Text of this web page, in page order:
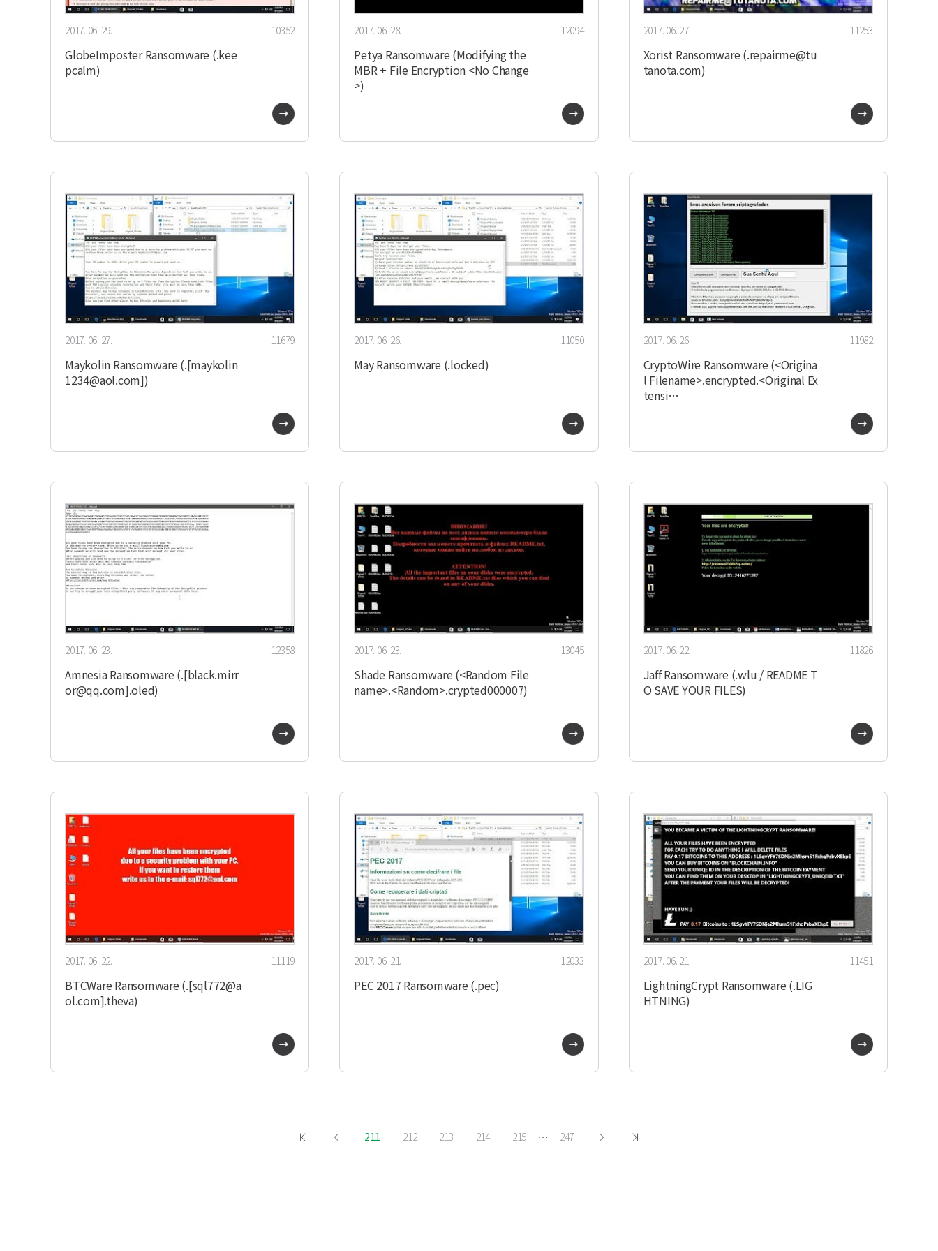
2017. 06. 29. 10352
GlobeImposter Ransomware (.kee
pcalm)
2017. 06. 28. 12094
Petya Ransomware (Modifying the
MBR + File Encryption <No Change
>)
2017. 06. 27. 11253
Xorist Ransomware (.repairme@tu
tanota.com)
2017. 06. 27. 11679
Maykolin Ransomware (.[maykolin
1234@aol.com])
2017. 06. 26. 11050
May Ransomware (.locked)
2017. 06. 26. 11982
CryptoWire Ransomware (<Origina
l Filename>.encrypted.<Original Ex
tensi…
2017. 06. 23. 12358
Amnesia Ransomware (.[black.mirr
or@qq.com].oled)
2017. 06. 23. 13045
Shade Ransomware (<Random File
name>.<Random>.crypted000007)
2017. 06. 22. 11826
Jaff Ransomware (.wlu / README T
O SAVE YOUR FILES)
2017. 06. 22. 11119
BTCWare Ransomware (.[sql772@a
ol.com].theva)
2017. 06. 21. 12033
PEC 2017 Ransomware (.pec)
2017. 06. 21. 11451
LightningCrypt Ransomware (.LIG
HTNING)
211 212 213 214 215 … 247